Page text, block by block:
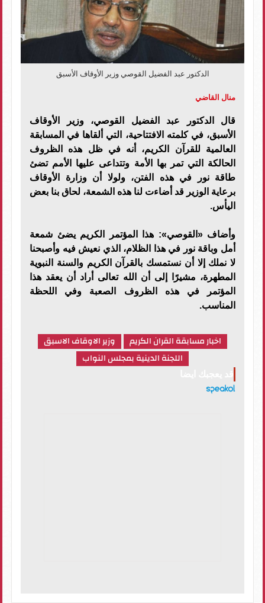
الدكتور عبد الفضيل القوصي وزير الأوقاف الأسبق
منال القاضي
قال الدكتور عبد الفضيل القوصي، وزير الأوقاف
الأسبق، في كلمته الافتتاحية، التي ألقاها في المسابقة
العالمية للقرآن الكريم، أنه في ظل هذه الظروف
الحالكة التي تمر بها الأمة وتتداعى عليها الأمم تضئ
طاقة نور في هذه الفتن، ولولا أن وزارة الأوقاف
برعاية الوزير قد أضاءت لنا هذه الشمعة، لحاق بنا بعض
اليأس.
وأضاف «القوصي»: هذا المؤتمر الكريم يضئ شمعة
أمل وباقة نور في هذا الظلام، الذي نعيش فيه وأصبحنا
لا نملك إلا أن نستمسك بالقرآن الكريم والسنة النبوية
المطهرة، مشيرًا إلى أن الله تعالى أراد أن يعقد هذا
المؤتمر في هذه الظروف الصعبة وفي اللحظة
المناسب.
اخبار مسابقة القران الكريم
وزير الاوقاف الاسبق
اللجنة الدينية بمجلس النواب